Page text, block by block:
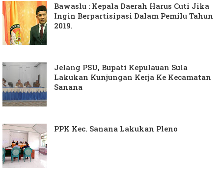
Bawaslu : Kepala Daerah Harus Cuti Jika
Ingin Berpartisipasi Dalam Pemilu Tahun
2019.
Jelang PSU, Bupati Kepulauan Sula
Lakukan Kunjungan Kerja Ke Kecamatan
Sanana
PPK Kec. Sanana Lakukan Pleno